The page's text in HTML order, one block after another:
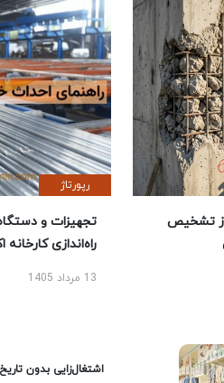
تشخیص
رپورتاژ
تجهیزات و
راه‌اندازی کارخانه
13 مرداد 1405
اشتغال‌زایی بدون تاریخ